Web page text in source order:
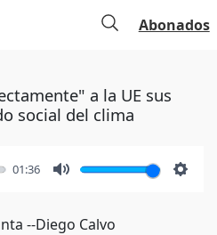
Abonados
a la UE sus
social del clima
01:36
--Diego Calvo